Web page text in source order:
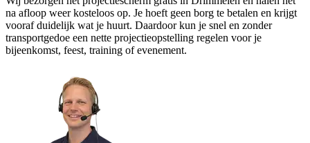
na afloop weer kosteloos op. Je hoeft geen borg te betalen en krijgt
vooraf duidelijk wat je huurt. Daardoor kun je snel en zonder
transportgedoe een nette projectieopstelling regelen voor je
bijeenkomst, feest, training of evenement.